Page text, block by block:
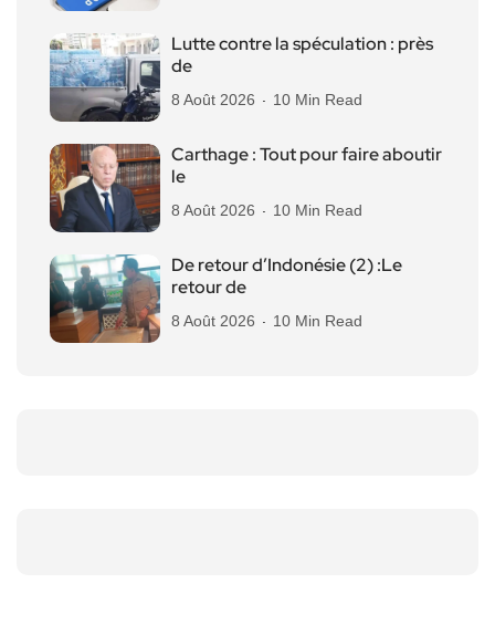
Lutte contre la spéculation : près
de
8 Août 2026 10 Min Read
Carthage : Tout pour faire aboutir
le
8 Août 2026 10 Min Read
De retour d’Indonésie (2) :Le
retour de
8 Août 2026 10 Min Read